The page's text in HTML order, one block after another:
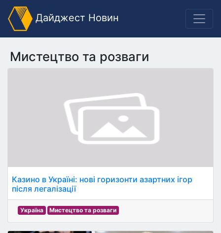
Дайджест Новин
Мистецтво та розваги
Казино в Україні: нові горизонти азартних ігор
після легалізації
Україна Мистецтво та розваги